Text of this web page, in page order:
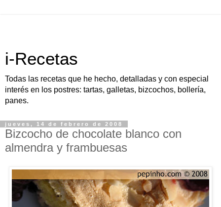
i-Recetas
Todas las recetas que he hecho, detalladas y con especial
interés en los postres: tartas, galletas, bizcochos, bollería,
panes.
jueves, 14 de febrero de 2008
Bizcocho de chocolate blanco con
almendra y frambuesas